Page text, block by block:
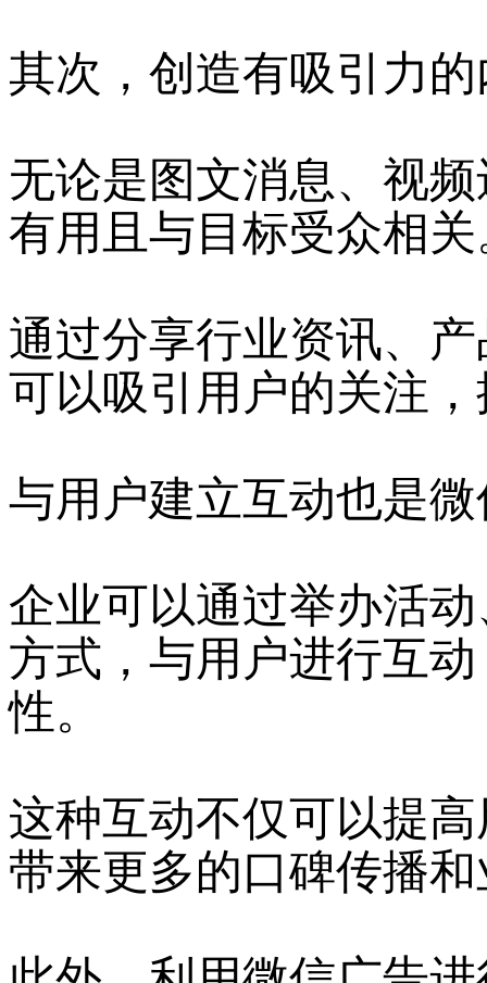
其次，创造有吸引力
无论是图文消息、视
有用且与目标受众相关
通过分享行业资讯、
可以吸引用户的关注
与用户建立互动也是
企业可以通过举办活
方式，与用户进行互
性。
这种互动不仅可以提
带来更多的口碑传播